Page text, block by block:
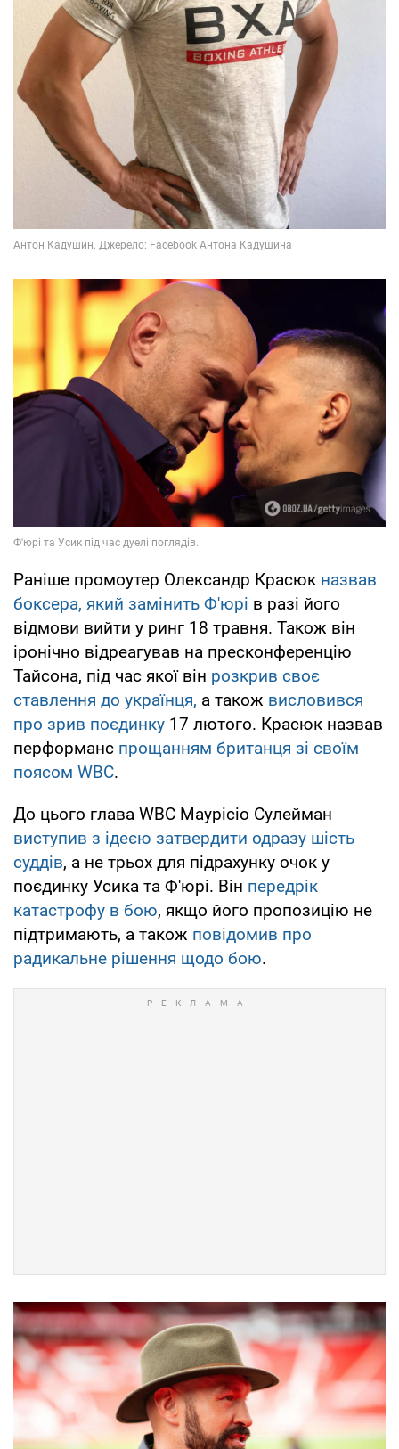
Раніше промоутер Олександр Красюк назвав
боксера, який замінить Ф'юрі в разі його
відмови вийти у ринг 18 травня. Також він
іронічно відреагував на пресконференцію
Тайсона, під час якої він розкрив своє
ставлення до українця, а також висловився
про зрив поєдинку 17 лютого. Красюк назвав
перформанс прощанням британця зі своїм
поясом WBC.
До цього глава WBC Маурісіо Сулейман
виступив з ідеєю затвердити одразу шість
суддів, а не трьох для підрахунку очок у
поєдинку Усика та Ф'юрі. Він передрік
катастрофу в бою, якщо його пропозицію не
підтримають, а також повідомив про
радикальне рішення щодо бою.